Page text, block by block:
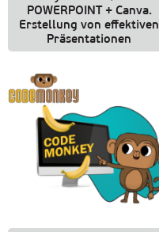
POWERPOINT + Canva.
Erstellung von effektiven
Präsentationen